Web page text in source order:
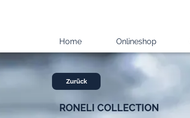
Home Onlineshop
Zurück
RONELI COLLECTION